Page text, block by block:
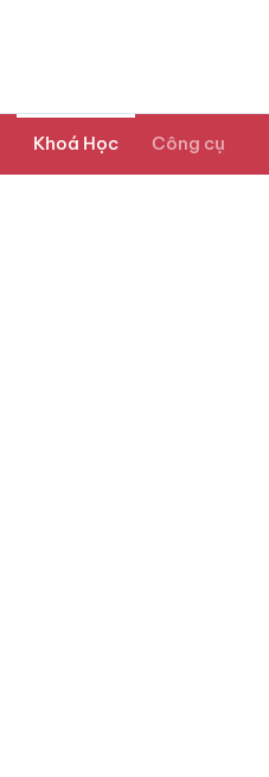
Khoá Học Công cụ